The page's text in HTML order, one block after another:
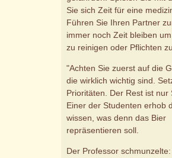
Sie sich Zeit für eine
Führen Sie Ihren Partner
immer noch Zeit bleiben
zu reinigen oder Pflichten
"Achten Sie zuerst auf die
die wirklich wichtig sind.
Prioritäten. Der Rest ist
Einer der Studenten erhob
wissen, was denn das Bier
repräsentieren soll.
Der Professor